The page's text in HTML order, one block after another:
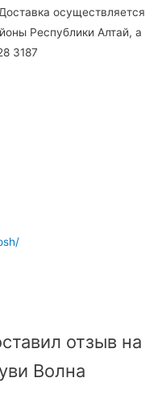
осуществляется
Республики Алтай, а
3187
отзыв на
Волна